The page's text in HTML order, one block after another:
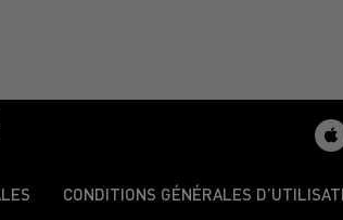
CONDITIONS GÉNÉRALES